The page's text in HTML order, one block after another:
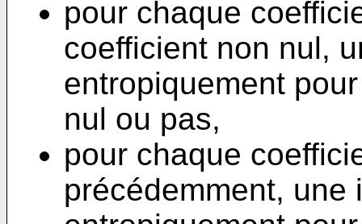
pour chaque
coefficient non nul,
entropiquement
nul ou pas,
pour chaque
précédemment, une